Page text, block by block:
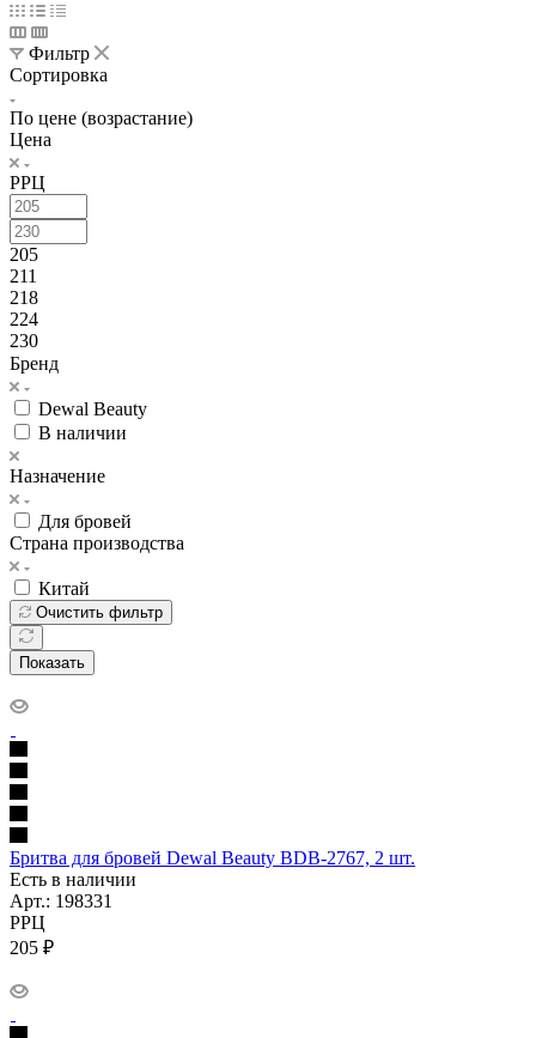
Фильтр
Сортировка
По цене (возрастание)
Цена
РРЦ
205
211
218
224
230
Бренд
Dewal Beauty
В наличии
Назначение
Для бровей
Страна производства
Китай
Очистить фильтр
Показать
Бритва для бровей Dewal Beauty BDB-2767, 2 шт.
Есть в наличии
Арт.: 198331
РРЦ
205 ₽